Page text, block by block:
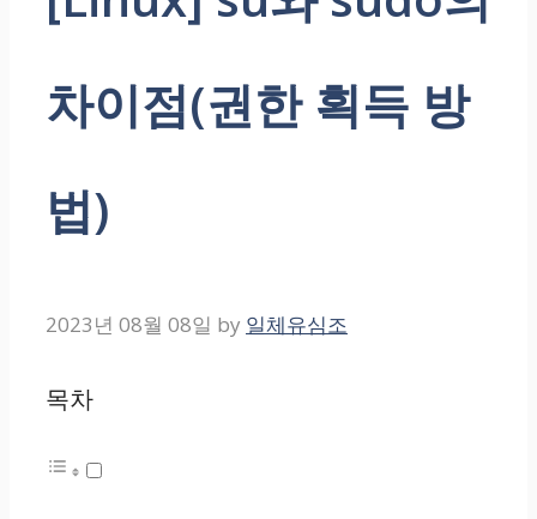
차이점(권한 획득 방
법)
2023년 08월 08일 by 일체유심조
목차